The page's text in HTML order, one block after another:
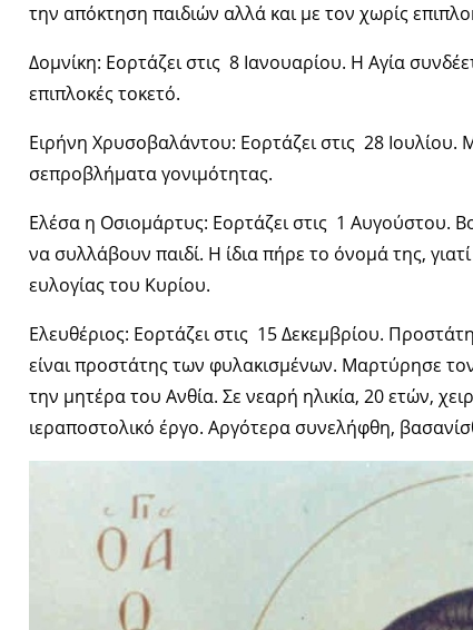
την απόκτηση παιδιών αλλά και με τον χωρίς
Δομνίκη: Εορτάζει στις 8 Ιανουαρίου. Η Αγία
επιπλοκές τοκετό.
Ειρήνη Χρυσοβαλάντου: Εορτάζει στις 28
σεπροβλήματα γονιμότητας.
Ελέσα η Οσιομάρτυς: Εορτάζει στις 1 Αυγούστου.
να συλλάβουν παιδί. Η ίδια πήρε το όνομά της,
ευλογίας του Κυρίου.
Ελευθέριος: Εορτάζει στις 15 Δεκεμβρίου.
είναι προστάτης των φυλακισμένων. Μαρτύρησε
την μητέρα του Ανθία. Σε νεαρή ηλικία, 20 ετών,
ιεραποστολικό έργο. Αργότερα συνελήφθη,